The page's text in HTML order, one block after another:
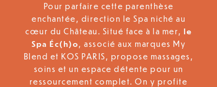
Pour parfaire cette parenthèse
enchantée, direction le Spa niché au
cœur du Château. Situé face à la mer, le
Spa Éc(h)o, associé aux marques My
Blend et KOS PARIS, propose massages,
soins et un espace détente pour un
ressourcement complet. On y profite